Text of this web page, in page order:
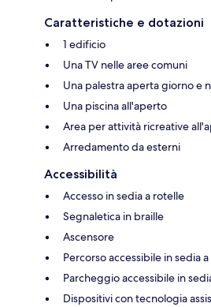
Caratteristiche e dotazioni
1 edificio
Una TV nelle aree comuni
Una palestra aperta giorno e
Una piscina all'aperto
Area per attività ricreative
Arredamento da esterni
Accessibilità
Accesso in sedia a rotelle
Segnaletica in braille
Ascensore
Percorso accessibile in sedia
Parcheggio accessibile in
Dispositivi con tecnologia